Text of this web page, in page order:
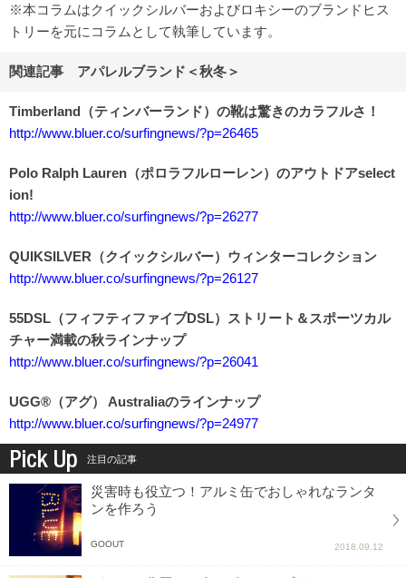
※本コラムはクイックシルバーおよびロキシーのブランドヒス
トリーを元にコラムとして執筆しています。
関連記事 アパレルブランド＜秋冬＞
Timberland（ティンバーランド）の靴は驚きのカラフルさ！
http://www.bluer.co/surfingnews/?p=26465
Polo Ralph Lauren（ポロラフルローレン）のアウトドアselect
ion!
http://www.bluer.co/surfingnews/?p=26277
QUIKSILVER（クイックシルバー）ウィンターコレクション
http://www.bluer.co/surfingnews/?p=26127
55DSL（フィフティファイブDSL）ストリート＆スポーツカル
チャー満載の秋ラインナップ
http://www.bluer.co/surfingnews/?p=26041
UGG®（アグ） Australiaのラインナップ
http://www.bluer.co/surfingnews/?p=24977
Pick Up 注目の記事
災害時も役立つ！アルミ缶でおしゃれなランタ
ンを作ろう
GOOUT 2018.09.12